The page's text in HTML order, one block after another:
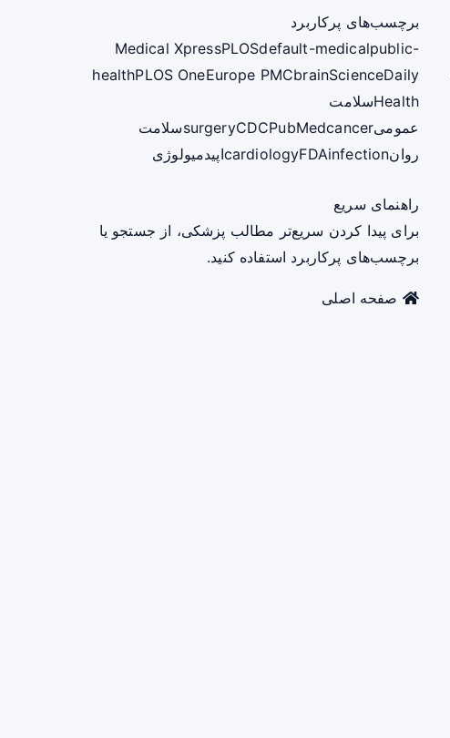
برچسب‌های پرکاربرد
Medical XpressPLOSdefault-medicalpublic-
healthPLOS OneEurope PMCbrainScienceDaily
Healthسلامت
عمومی
surgeryCDCPubMedcancer
سلامت
روان
cardiologyFDAinfection اپیدمیولوژی
راهنمای سریع
برای پیدا کردن سریع‌تر مطالب پزشکی، از جستجو یا
برچسب‌های پرکاربرد استفاده کنید.
صفحه اصلی